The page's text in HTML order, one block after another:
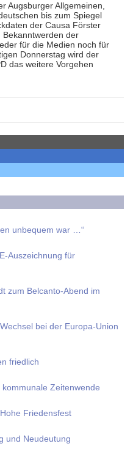
Augsburger Allgemeinen,
bis zum Spiegel
der Causa Förster
der
für die Medien noch für
Donnerstag wird der
das weitere Vorgehen
unbequem war …“
Auszeichnung für
zum Belcanto-Abend im
bei der Europa-Union
friedlich
Zeitenwende
Friedensfest
und Neudeutung